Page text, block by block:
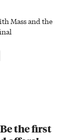
Mass and the
the first